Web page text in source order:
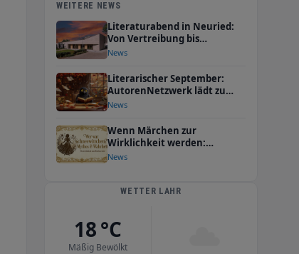
WEITERE NEWS
Literaturabend in Neuried:
Von Vertreibung bis
Überraschungsei
News
Literarischer September:
AutorenNetzwerk lädt zu
vielfältigen Veranstaltungen
News
Wenn Märchen zur
Wirklichkeit werden:
Schneewittchen-Abend
News
WETTER LAHR
18 °C
Mäßig Bewölkt